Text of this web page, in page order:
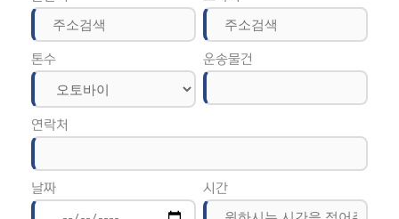
톤수 운송물건
연락처
날짜 시간